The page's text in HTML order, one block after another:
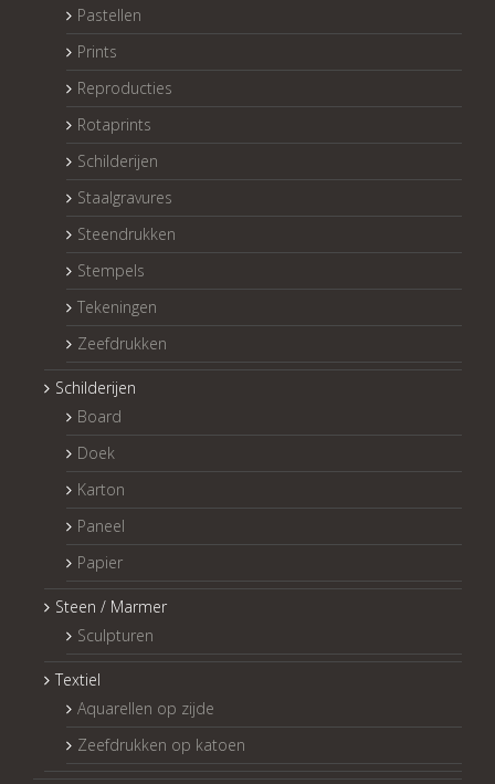
Pastellen
Prints
Reproducties
Rotaprints
Schilderijen
Staalgravures
Steendrukken
Stempels
Tekeningen
Zeefdrukken
Schilderijen
Board
Doek
Karton
Paneel
Papier
Steen / Marmer
Sculpturen
Textiel
Aquarellen op zijde
Zeefdrukken op katoen